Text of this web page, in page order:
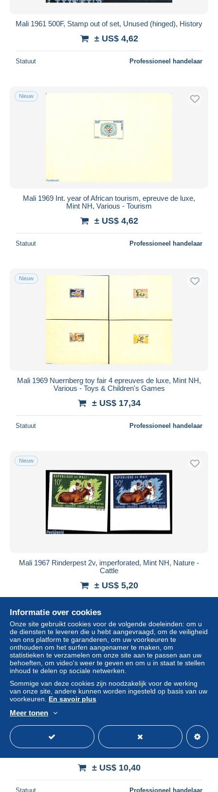
Mali 1961 500F, Stamp out of set, Unused (hinged), History
± US$ 4,62
Statuut Professioneel handelaar
Nieuw
Mali 1969 Int. year of African tourism, epreuve de luxe,
Mint NH, Various - Tourism
± US$ 4,62
Statuut Professioneel handelaar
Nieuw
Mali 1969 Nuernberg toy fair 4 epreuves de luxe, Mint NH,
Various - Toys & Children's Games
± US$ 17,34
Statuut Professioneel handelaar
Nieuw
Mali 1967 Rinderpest 2v, imperforated, Mint NH, Nature -
Cattle
± US$ 5,20
Statuut
Nieuw
Mali 1967 Insects 3v, imperforated, Mint NH, Nature -
± US$ 10,40
Statuut Professioneel handelaar
Informatie over cookies
Onze site gebruikt cookies voor de volgende doeleinden: om u
de diensten te leveren die u hebt aangevraagd, om de veiligheid
van ons platform te garanderen, om uw voorkeuren te
onthouden om het surfen aangenamer te maken, om
statistieken te verzamelen om onze site aan te passen aan uw
behoeften, om video's weer te geven en om u in staat te stellen
inhoud te delen op sociale netwerken.
Sommige van deze cookies zijn noodzakelijk voor de werking
van onze site, andere kunnen worden ingesteld op basis van uw
voorkeuren. En savoir plus
Meer tonen